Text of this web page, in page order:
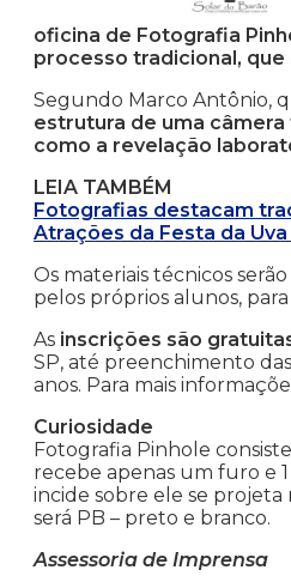
oficina de Fotografia
processo tradicional, que
Segundo Marco Antônio,
estrutura de uma
como a revelação
LEIA TAMBÉM
Fotografias destacam
Atrações da Festa da
Os materiais técnicos
pelos próprios alunos,
As inscrições são
SP, até preenchimento
anos. Para mais
Curiosidade
Fotografia Pinhole
recebe apenas um furo e
incide sobre ele se
será PB – preto e branco.
Assessoria de Imprensa